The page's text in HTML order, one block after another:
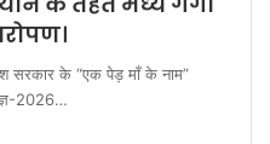
सरकार के “एक पेड़ माँ के नाम”
2026…